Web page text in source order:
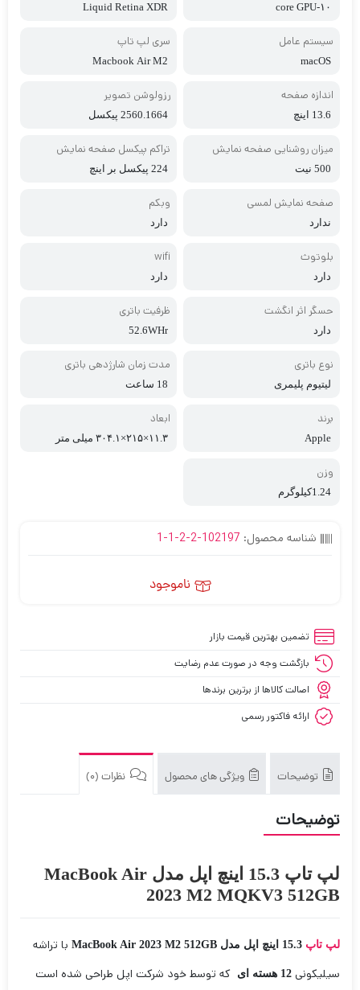
۱۰‑core GPU Liquid Retina XDR
سیستم عامل
macOS
سری لپ تاپ
Macbook Air M2
اندازه صفحه
13.6 اینچ
رزولوشن تصویر
2560.1664 پیکسل
میزان روشنایی صفحه نمایش
500 نیت
تراکم پیکسل صفحه نمایش
224 پیکسل بر اینچ
صفحه نمایش لمسی
ندارد
وبکم
دارد
بلوتوث
دارد
wifi
دارد
حسگر اثر انگشت
دارد
ظرفیت باتری
52.6WHr
نوع باتری
لیتیوم پلیمری
مدت زمان شارژدهی باتری
18 ساعت
برند
Apple
ابعاد
۱۱.۳×۲۱۵×۳۰۴.۱ میلی‌ متر
وزن
1.24کیلوگرم
شناسه محصول: 102197-2-2-1-1
ناموجود
تضمین بهترین قیمت بازار
بازگشت وجه در صورت عدم رضایت
اصالت کالاها از برترین برندها
ارائه فاکتور رسمی
توضیحات ویژگی های محصول نظرات (0)
توضیحات
لپ تاپ 15.3 اینچ اپل مدل MacBook Air
2023 M2 MQKV3 512GB
لپ تاپ
با تراشه
سیلیکونی
که توسط خود شرکت اپل طراحی شده است